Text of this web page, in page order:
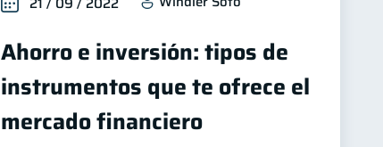
Ahorro e inversión: tipos de
instrumentos que te ofrece el
mercado financiero